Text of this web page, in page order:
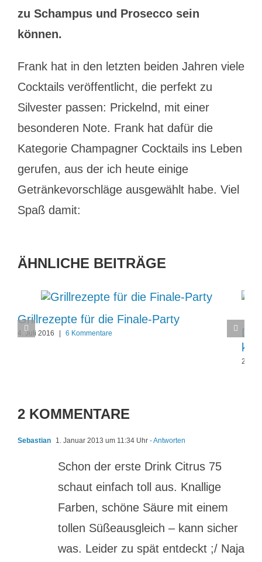
zu Schampus und Prosecco sein
können.
Frank hat in den letzten beiden Jahren viele
Cocktails veröffentlicht, die perfekt zu
Silvester passen: Prickelnd, mit einer
besonderen Note. Frank hat dafür die
Kategorie Champagner Cocktails ins Leben
gerufen, aus der ich heute einige
Getränkevorschläge ausgewählt habe. Viel
Spaß damit:
ÄHNLICHE BEITRÄGE
Grillrezepte für die Finale-Party
4. Juli 2016 6 Kommentare
2.
2 KOMMENTARE
Sebastian 1. Januar 2013 um 11:34 Uhr - Antworten
Schon der erste Drink Citrus 75
schaut einfach toll aus. Knallige
Farben, schöne Säure mit einem
tollen Süßeausgleich – kann sicher
was. Leider zu spät entdeckt ;/ Naja